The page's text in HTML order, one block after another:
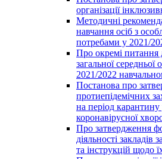
організації
Методичні
навчання осіб з
потребами у 2021/
Про окремі питання
загальної середньої
2021/2022
Постанова про
протиепідемічних
на період
коронавірусної
Про затвердження
діяльності закладів
та інструкцій щодо